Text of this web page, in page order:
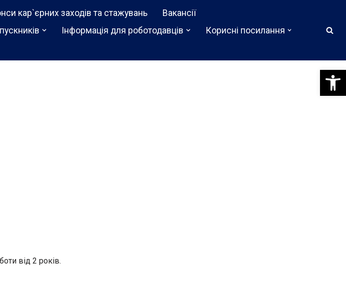
кар`єрних заходів та стажувань
Вакансії
Інформація для роботодавців
Корисні посилання
від 2 років.